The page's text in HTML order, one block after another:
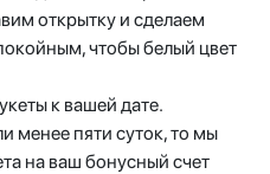
открытку и сделаем
чтобы белый цвет
к вашей дате.
менее пяти суток, то мы
на ваш бонусный счет